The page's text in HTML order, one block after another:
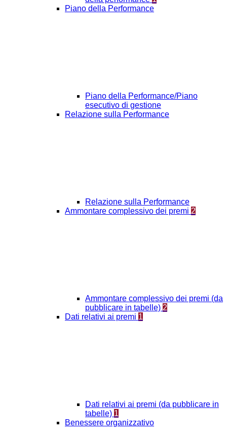
Piano della Performance
Piano della Performance/Piano
esecutivo di gestione
Relazione sulla Performance
Relazione sulla Performance
Ammontare complessivo dei premi 2
Ammontare complessivo dei premi (da
pubblicare in tabelle) 2
Dati relativi ai premi 1
Dati relativi ai premi (da pubblicare in
tabelle) 1
Benessere organizzativo